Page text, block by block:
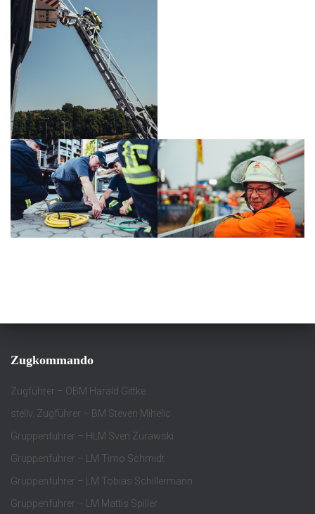
Zugkommando
Zugführer – OBM Harald Gittke
stellv. Zugführer – BM Steven Mihelic
Gruppenführer – HLM Sven Zurawski
Gruppenführer – LM Timo Schmidt
Gruppenführer – LM Tobias Schillermann
Gruppenführer – LM Mattis Spiller